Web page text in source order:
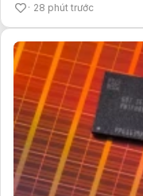
28 phút trước